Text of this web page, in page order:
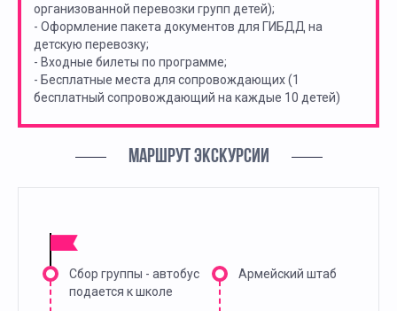
организованной перевозки групп детей);
- Оформление пакета документов для ГИБДД на
детскую перевозку;
- Входные билеты по программе;
- Бесплатные места для сопровождающих (1
бесплатный сопровождающий на каждые 10 детей)
МАРШРУТ ЭКСКУРСИИ
Сбор группы - автобус
подается к школе
Армейский штаб